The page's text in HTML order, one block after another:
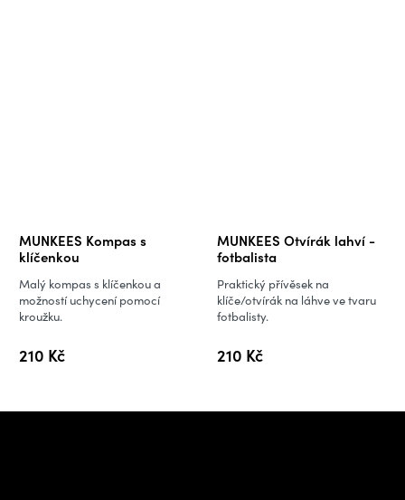
MUNKEES Kompas s
klíčenkou
210 Kč
Malý kompas s klíčenkou a
možností uchycení pomocí
kroužku.
MUNKEES Otvírák lahví -
fotbalista
210 Kč
Praktický přívěsek na
klíče/otvírák na láhve ve tvaru
fotbalisty.